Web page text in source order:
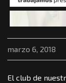
marzo 6, 2018
El club de